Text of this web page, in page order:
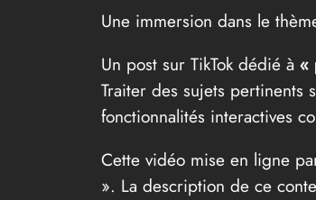
Une immersion dans le
Un post sur TikTok dédié à «
Traiter des sujets pertinents
fonctionnalités interactives
Cette vidéo mise en ligne
». La description de ce